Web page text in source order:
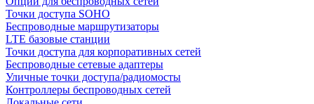
Точки доступа SOHO
Беспроводные маршрутизаторы
LTE базовые станции
Точки доступа для корпоративных сетей
Беспроводные сетевые адаптеры
Уличные точки доступа/радиомосты
Контроллеры беспроводных сетей